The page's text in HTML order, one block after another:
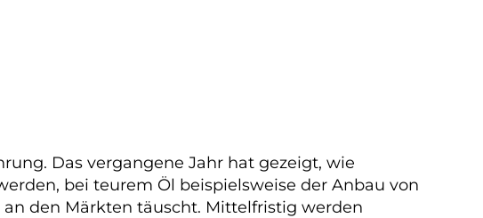
Das vergangene Jahr hat gezeigt, wie
bei teurem Öl beispielsweise der Anbau von
den Märkten täuscht. Mittelfristig werden